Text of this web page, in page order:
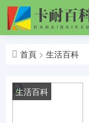
首頁
一
首頁 > 生活百科
生活百科